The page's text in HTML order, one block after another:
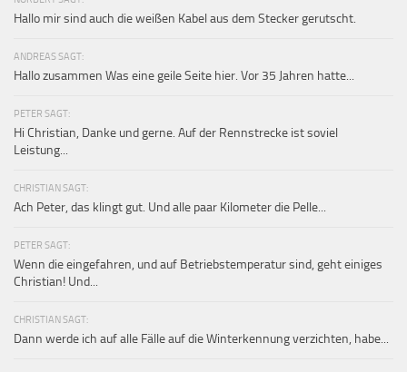
Hallo mir sind auch die weißen Kabel aus dem Stecker gerutscht.
ANDREAS SAGT:
Hallo zusammen Was eine geile Seite hier. Vor 35 Jahren hatte...
PETER SAGT:
Hi Christian, Danke und gerne. Auf der Rennstrecke ist soviel
Leistung...
CHRISTIAN SAGT:
Ach Peter, das klingt gut. Und alle paar Kilometer die Pelle...
PETER SAGT:
Wenn die eingefahren, und auf Betriebstemperatur sind, geht einiges
Christian! Und...
CHRISTIAN SAGT:
Dann werde ich auf alle Fälle auf die Winterkennung verzichten, habe...